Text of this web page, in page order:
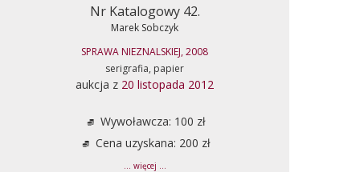
Nr Katalogowy 42.
Marek Sobczyk
SPRAWA NIEZNALSKIEJ, 2008
serigrafia, papier
aukcja z 20 listopada 2012
Wywoławcza: 100 zł
Cena uzyskana: 200 zł
... więcej ...